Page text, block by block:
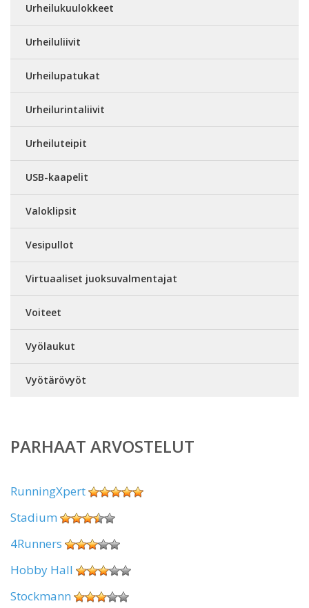
Urheilukuulokkeet
Urheiluliivit
Urheilupatukat
Urheilurintaliivit
Urheiluteipit
USB-kaapelit
Valoklipsit
Vesipullot
Virtuaaliset juoksuvalmentajat
Voiteet
Vyölaukut
Vyötärövyöt
PARHAAT ARVOSTELUT
RunningXpert
Stadium
4Runners
Hobby Hall
Stockmann